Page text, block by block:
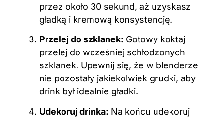
przez około 30 sekund, aż uzyskasz
gładką i kremową konsystencję.
Przelej do szklanek: Gotowy koktajl
przelej do wcześniej schłodzonych
szklanek. Upewnij się, że w blenderze
nie pozostały jakiekolwiek grudki, aby
drink był idealnie gładki.
Udekoruj drinka: Na końcu udekoruj